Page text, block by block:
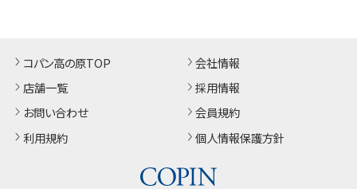
コパン高の原TOP
店舗一覧
お問い合わせ
利用規約
会社情報
採用情報
会員規約
個人情報保護方針